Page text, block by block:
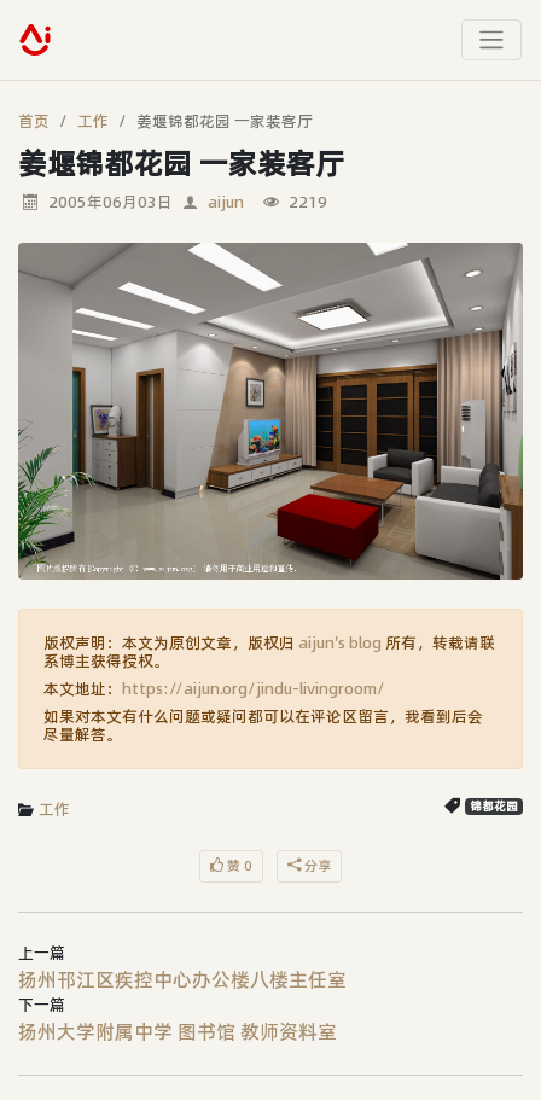
首页 工作 姜堰锦都花园 一家装客厅
姜堰锦都花园 一家装客厅
2005年06月03日 aijun 2219
版权声明：本文为原创文章，版权归 aijun's blog 所有，转载请联
系博主获得授权。
本文地址： https://aijun.org/jindu-livingroom/
如果对本文有什么问题或疑问都可以在评论区留言，我看到后会
尽量解答。
工作 锦都花园
赞 0 分享
上一篇
扬州邗江区疾控中心办公楼八楼主任室
下一篇
扬州大学附属中学 图书馆 教师资料室